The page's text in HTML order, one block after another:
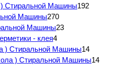
Стиральной Машины192
Машины270
Машины23
- клея4
) Стиральной Машины14
) Стиральной Машины14